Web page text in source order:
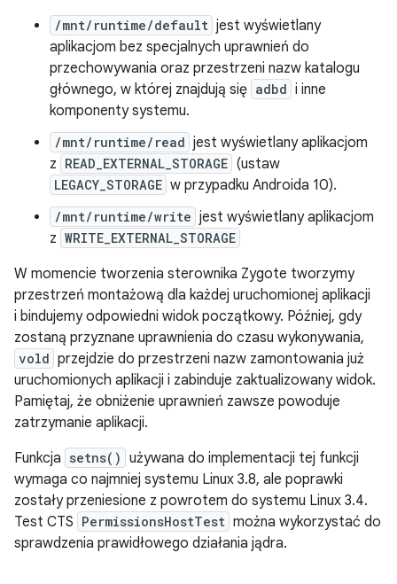
/mnt/runtime/default jest wyświetlany
aplikacjom bez specjalnych uprawnień do
przechowywania oraz przestrzeni nazw katalogu
głównego, w której znajdują się adbd i inne
komponenty systemu.
/mnt/runtime/read jest wyświetlany aplikacjom
z READ_EXTERNAL_STORAGE (ustaw
LEGACY_STORAGE w przypadku Androida 10).
/mnt/runtime/write jest wyświetlany aplikacjom
z WRITE_EXTERNAL_STORAGE
W momencie tworzenia sterownika Zygote tworzymy
przestrzeń montażową dla każdej uruchomionej aplikacji
i bindujemy odpowiedni widok początkowy. Później, gdy
zostaną przyznane uprawnienia do czasu wykonywania,
vold przejdzie do przestrzeni nazw zamontowania już
uruchomionych aplikacji i zabinduje zaktualizowany widok.
Pamiętaj, że obniżenie uprawnień zawsze powoduje
zatrzymanie aplikacji.
Funkcja setns() używana do implementacji tej funkcji
wymaga co najmniej systemu Linux 3.8, ale poprawki
zostały przeniesione z powrotem do systemu Linux 3.4.
Test CTS PermissionsHostTest można wykorzystać do
sprawdzenia prawidłowego działania jądra.